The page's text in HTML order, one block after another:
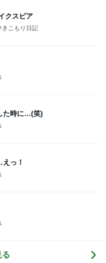
クスピア
きこもり日記
た時に…(笑)
っ！
る